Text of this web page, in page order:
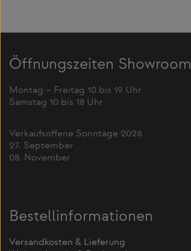
Öffnungszeiten Showroom
Montag – Freitag 10 bis 19 Uhr
Samstag 10 bis 18 Uhr
Verkaufsoffene Sonntage 2026
27. September
08. November
Bestellinformationen
Versandkosten & Lieferung